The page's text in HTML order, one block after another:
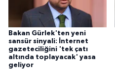
Bakan Gürlek'ten yeni
sansür sinyali: İnternet
gazeteciliğini 'tek çatı
altında toplayacak' yasa
geliyor